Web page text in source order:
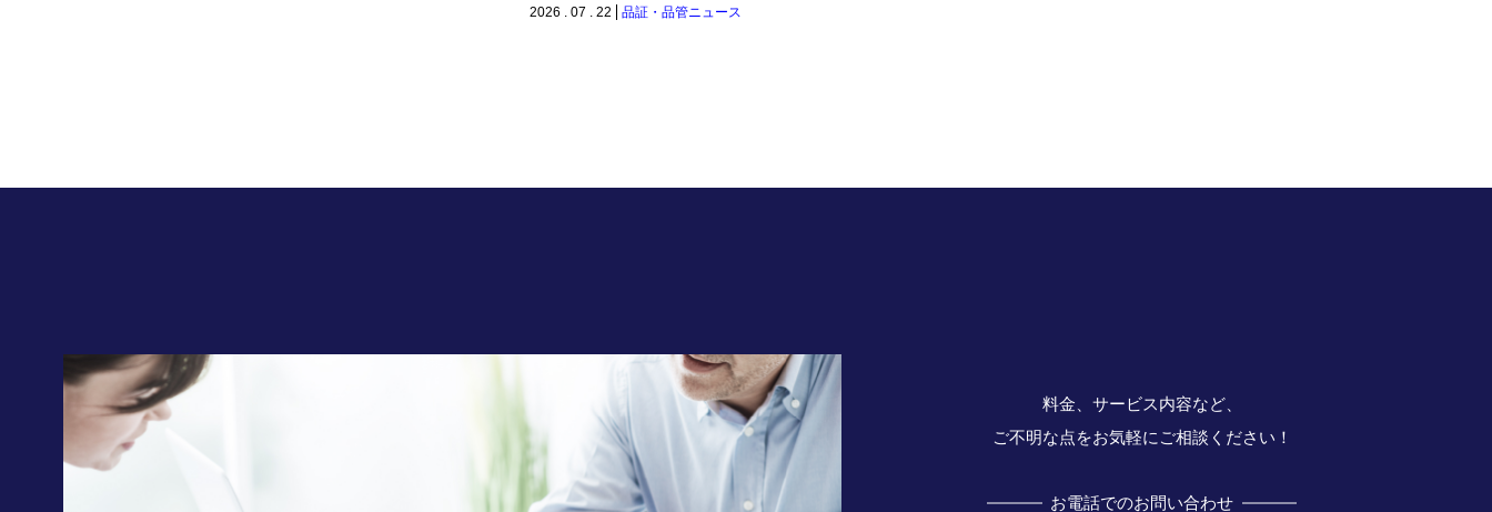
2026 . 07 . 22 品証・品管ニュース
料金、サービス内容など、
ご不明な点をお気軽にご相談ください！
お電話でのお問い合わせ